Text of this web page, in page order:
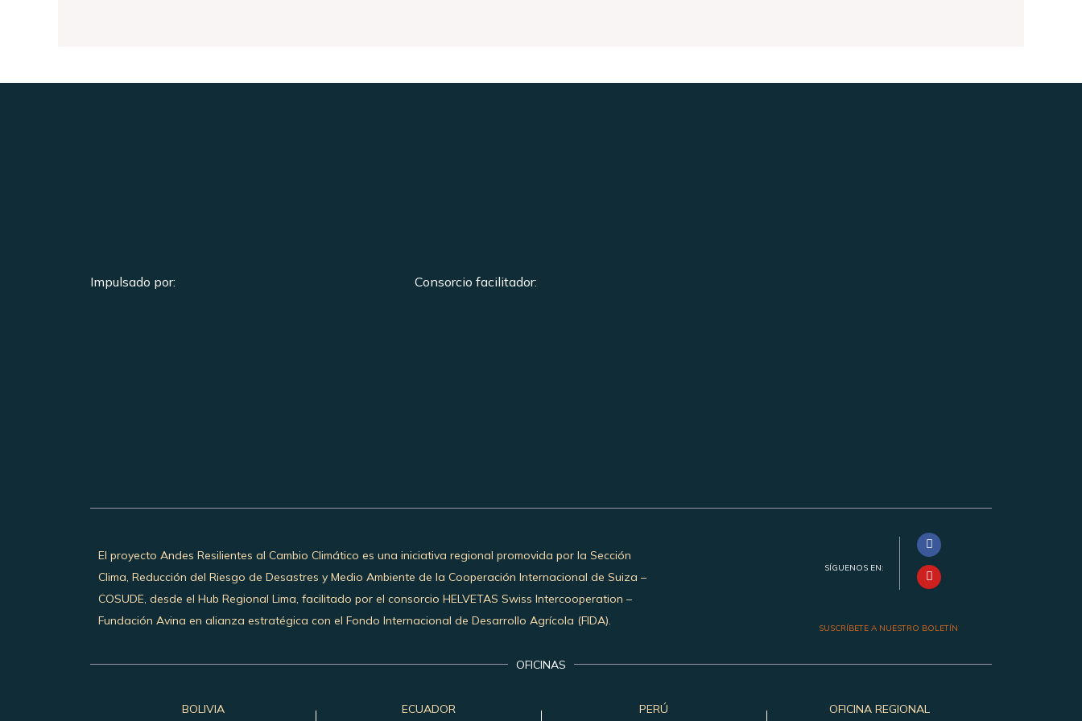
Impulsado por: Consorcio facilitador:
El proyecto Andes Resilientes al Cambio Climático es una iniciativa regional promovida por la Sección
Clima, Reducción del Riesgo de Desastres y Medio Ambiente de la Cooperación Internacional de Suiza –
COSUDE, desde el Hub Regional Lima, facilitado por el consorcio HELVETAS Swiss Intercooperation –
Fundación Avina en alianza estratégica con el Fondo Internacional de Desarrollo Agrícola (FIDA).
SÍGUENOS EN:
SUSCRÍBETE A NUESTRO BOLETÍN
OFICINAS
BOLIVIA ECUADOR PERÚ OFICINA REGIONAL